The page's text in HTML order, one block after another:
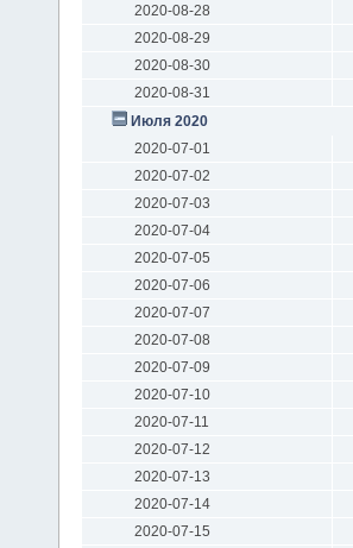
2020-08-28
2020-08-29
2020-08-30
2020-08-31
Июля 2020
2020-07-01
2020-07-02
2020-07-03
2020-07-04
2020-07-05
2020-07-06
2020-07-07
2020-07-08
2020-07-09
2020-07-10
2020-07-11
2020-07-12
2020-07-13
2020-07-14
2020-07-15